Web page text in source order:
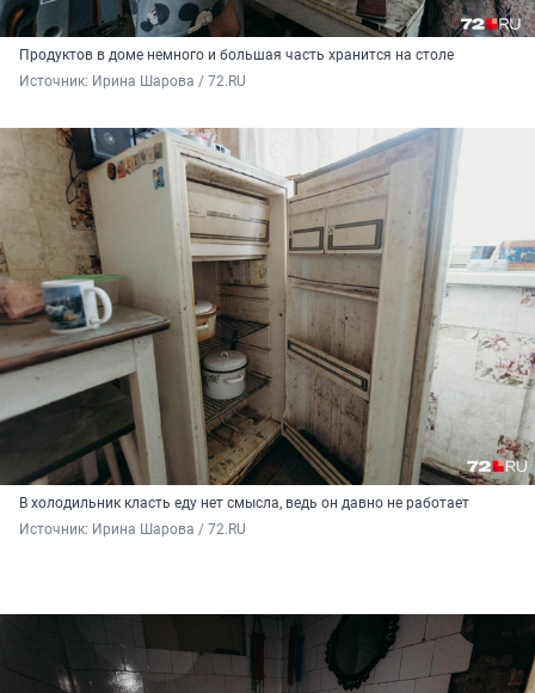
Продуктов в доме немного и большая часть хранится на столе
Источник: Ирина Шарова / 72.RU
В холодильник класть еду нет смысла, ведь он давно не работает
Источник: Ирина Шарова / 72.RU